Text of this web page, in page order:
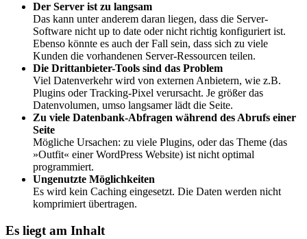
Der Server ist zu langsam
Das kann unter anderem daran liegen, dass die Server-
Software nicht up to date oder nicht richtig konfiguriert ist.
Ebenso könnte es auch der Fall sein, dass sich zu viele
Kunden die vorhandenen Server-Ressourcen teilen.
Die Drittanbieter-Tools sind das Problem
Viel Datenverkehr wird von externen Anbietern, wie z.B.
Plugins oder Tracking-Pixel verursacht. Je größer das
Datenvolumen, umso langsamer lädt die Seite.
Zu viele Datenbank-Abfragen während des Abrufs einer
Seite
Mögliche Ursachen: zu viele Plugins, oder das Theme (das
»Outfit« einer WordPress Website) ist nicht optimal
programmiert.
Ungenutzte Möglichkeiten
Es wird kein Caching eingesetzt. Die Daten werden nicht
komprimiert übertragen.
Es liegt am Inhalt